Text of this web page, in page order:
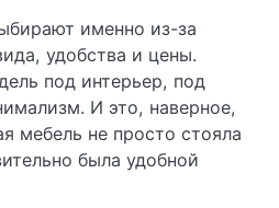
именно из-за
удобства и цены.
под интерьер, под
И это, наверное,
мебель не просто стояла
была удобной